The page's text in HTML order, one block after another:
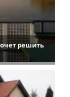
решить